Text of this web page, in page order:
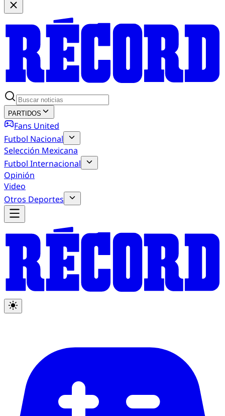
PARTIDOS
Fans United
Futbol Nacional
Selección Mexicana
Futbol Internacional
Opinión
Video
Otros Deportes